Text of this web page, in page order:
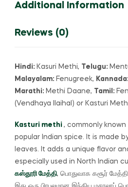
Additional Information
Reviews (0)
Hindi: Kasuri Methi, Telugu:
Malayalam: Fenugreek, Kannada:
Marathi: Methi Daane, Tamil:
(Vendhaya Ilaihal) or Kasturi
Kasturi methi , commonly
popular Indian spice. It is made
leaves. It adds a unique flavor
especially used in North Indian
கஸ்தூரி மேத்தி, பொதுவாக கசூர்